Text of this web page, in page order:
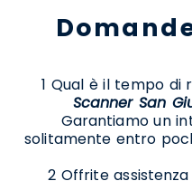
1 Qual è il tempo di
Scanner San
Garantiamo un
solitamente entro
2 Offrite